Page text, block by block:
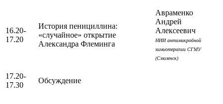
16.20-
17.20
История пенициллина:
«случайное» открытие
Александра Флеминга
Авраменко
Андрей
Алексеевич
НИИ антимикробной
химиотерапии СГМУ
(Смоленск)
17.20-
17.30
Обсуждение